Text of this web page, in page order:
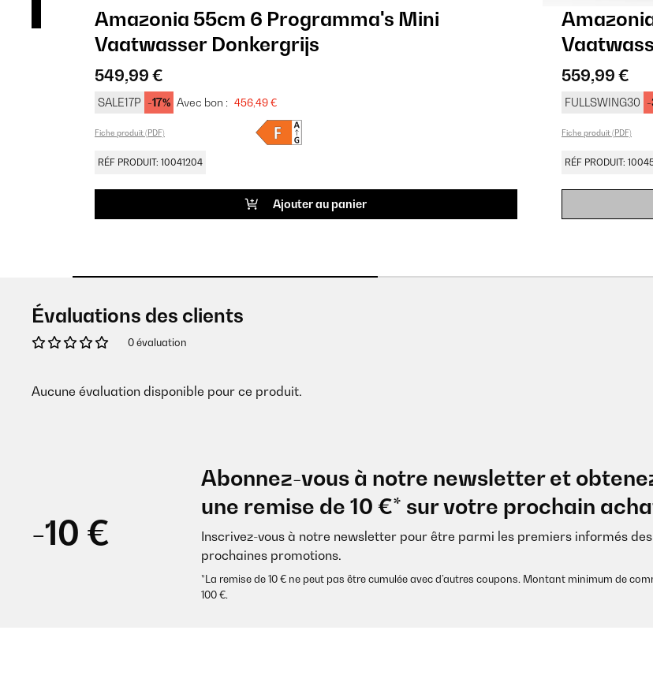
Amazonia 55cm 6 Programma's Mini
Vaatwasser​ Donkergrijs
549,99 €
SALE17P -17% Avec bon : 456,49 €
Fiche produit (PDF)
RÉF PRODUIT: 10041204
Ajouter au panier
559,99 €
FULLSWING30 -
Fiche produit (PDF)
RÉF PRODUIT:
Évaluations des clients
0 évaluation
Aucune évaluation disponible pour ce produit.
-10 €
Abonnez-vous à notre newsletter et
une remise de 10 €* sur votre prochain
Inscrivez-vous à notre newsletter pour être parmi les premiers informés des
prochaines promotions.
*La remise de 10 € ne peut pas être cumulée avec d’autres coupons. Montant minimum de
100 €.